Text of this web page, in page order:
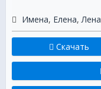
Имена, Елена,Лена
Скачать